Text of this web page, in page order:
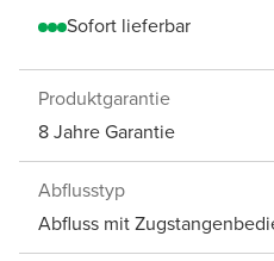
Sofort lieferbar
Produktgarantie
8 Jahre Garantie
Abflusstyp
Abfluss mit